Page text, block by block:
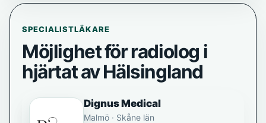
SPECIALISTLÄKARE
Möjlighet för radiolog i
hjärtat av Hälsingland
Dignus Medical
Malmö · Skåne län